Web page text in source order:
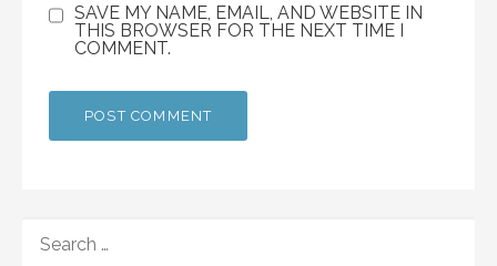
SAVE MY NAME, EMAIL, AND WEBSITE IN
THIS BROWSER FOR THE NEXT TIME I
COMMENT.
FOR: